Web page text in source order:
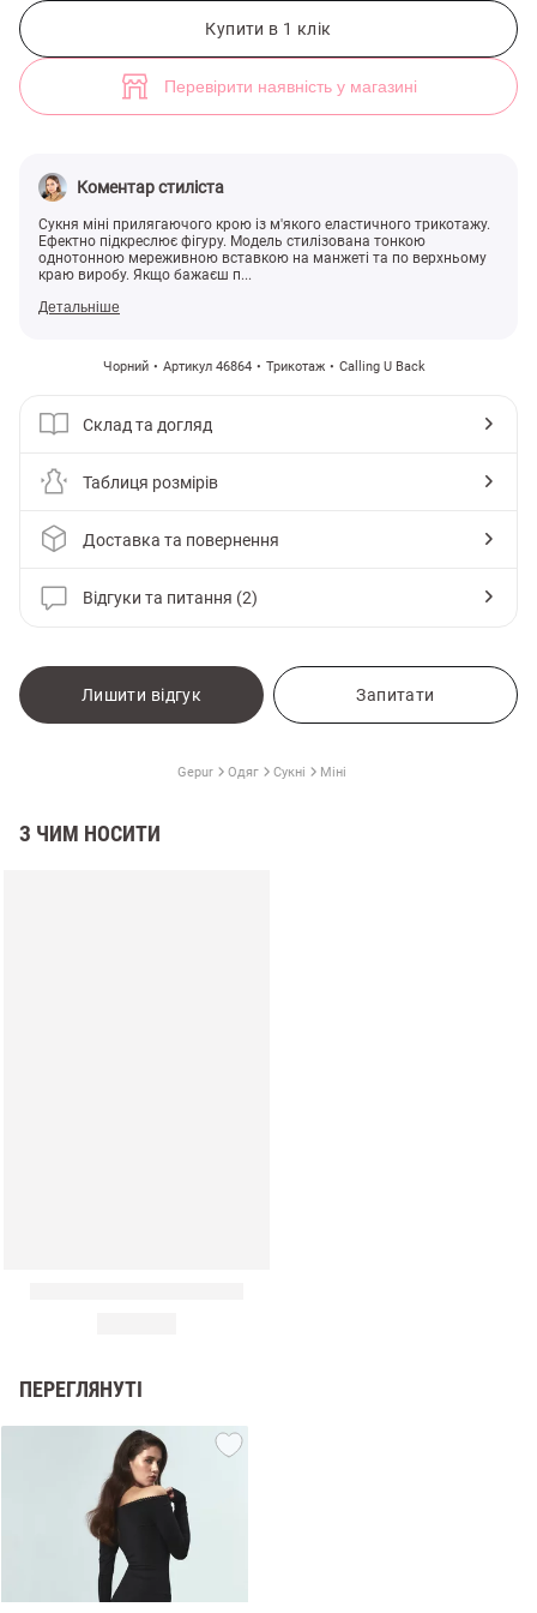
Купити в 1 клік
Перевірити наявність у магазині
Коментар стиліста
Сукня міні прилягаючого крою із м'якого еластичного трикотажу.
Ефектно підкреслює фігуру. Модель стилізована тонкою
однотонною мереживною вставкою на манжеті та по верхньому
краю виробу. Якщо бажаєш п...
Детальніше
Чорний Артикул 46864 Трикотаж Calling U Back
Склад та догляд
Таблиця розмірів
Доставка та повернення
Відгуки та питання (2)
Лишити відгук Запитати
Gepur Одяг Сукні Міні
З ЧИМ НОСИТИ
ПЕРЕГЛЯНУТІ
Чорна трикотажна сукня міні (арт. 46864) ♡ інтернет-магазин Gepur